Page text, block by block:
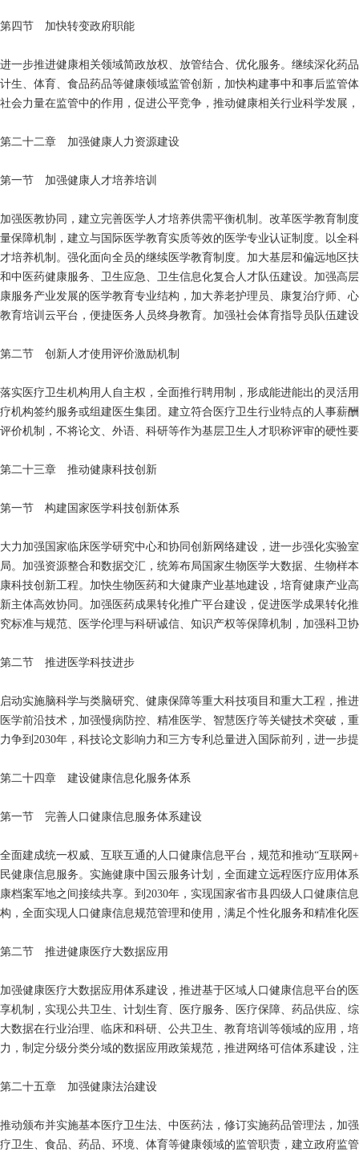
第四节 加快转变政府职能
进一步推进健康相关领域简政放权、放管结合、优化服务。继续深化药
计生、体育、食品药品等健康领域监管创新，加快构建事中和事后监管
社会力量在监管中的作用，促进公平竞争，推动健康相关行业科学发展
第二十二章 加强健康人力资源建设
第一节 加强健康人才培养培训
加强医教协同，建立完善医学人才培养供需平衡机制。改革医学教育制
量保障机制，建立与国际医学教育实质等效的医学专业认证制度。以全
才培养机制。强化面向全员的继续医学教育制度。加大基层和偏远地区
和中医药健康服务、卫生应急、卫生信息化复合人才队伍建设。加强高
康服务产业发展的医学教育专业结构，加大养老护理员、康复治疗师、
教育培训云平台，便捷医务人员终身教育。加强社会体育指导员队伍建
第二节 创新人才使用评价激励机制
落实医疗卫生机构用人自主权，全面推行聘用制，形成能进能出的灵活
疗机构签约服务或组建医生集团。建立符合医疗卫生行业特点的人事薪
评价机制，不将论文、外语、科研等作为基层卫生人才职称评审的硬性
第二十三章 推动健康科技创新
第一节 构建国家医学科技创新体系
大力加强国家临床医学研究中心和协同创新网络建设，进一步强化实验
局。加强资源整合和数据交汇，统筹布局国家生物医学大数据、生物样
康科技创新工程。加快生物医药和大健康产业基地建设，培育健康产业
新主体高效协同。加强医药成果转化推广平台建设，促进医学成果转化
究标准与规范、医学伦理与科研诚信、知识产权等保障机制，加强科卫
第二节 推进医学科技进步
启动实施脑科学与类脑研究、健康保障等重大科技项目和重大工程，
医学前沿技术，加强慢病防控、精准医学、智慧医疗等关键技术突破
力争到2030年，科技论文影响力和三方专利总量进入国际前列，进一步
第二十四章 建设健康信息化服务体系
第一节 完善人口健康信息服务体系建设
全面建成统一权威、互联互通的人口健康信息平台，规范和推动“互联
民健康信息服务。实施健康中国云服务计划，全面建立远程医疗应用
康档案军地之间接续共享。到2030年，实现国家省市县四级人口健康
构，全面实现人口健康信息规范管理和使用，满足个性化服务和精准化
第二节 推进健康医疗大数据应用
加强健康医疗大数据应用体系建设，推进基于区域人口健康信息平台的
享机制，实现公共卫生、计划生育、医疗服务、医疗保障、药品供应、
大数据在行业治理、临床和科研、公共卫生、教育培训等领域的应用，
力，制定分级分类分域的数据应用政策规范，推进网络可信体系建设，
第二十五章 加强健康法治建设
推动颁布并实施基本医疗卫生法、中医药法，修订实施药品管理法，加
疗卫生、食品、药品、环境、体育等健康领域的监管职责，建立政府监